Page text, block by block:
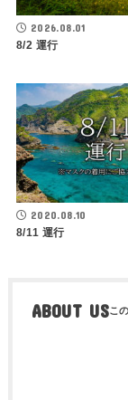
2026.08.01
8/2 運行
2020.08.10
8/11 運行
ABOUT US